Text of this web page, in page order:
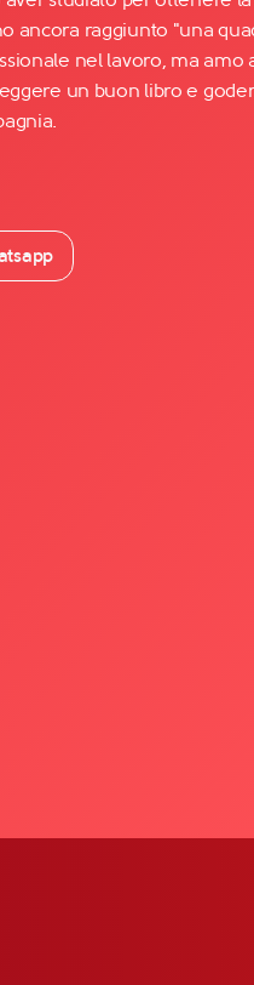
ancora raggiunto "una
nel lavoro, ma amo
un buon libro e